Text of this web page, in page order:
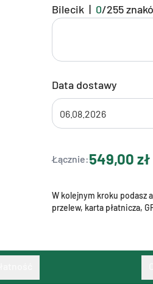
Bilecik | 0/255
Data dostawy
Łącznie:549,00 zł
W kolejnym kroku podasz
przelew, karta płatnicza,